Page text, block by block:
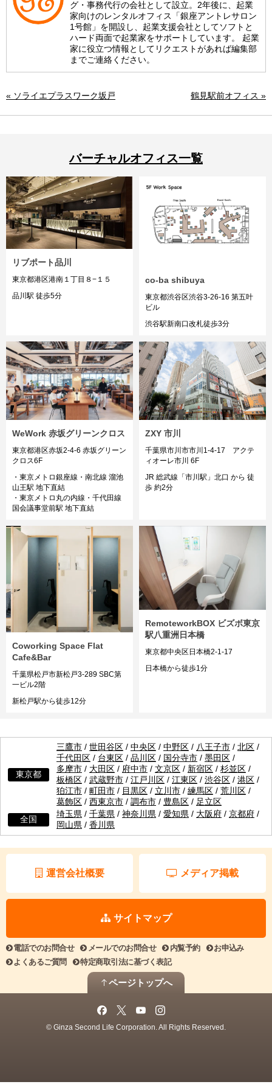
グ・事務代行の会社として設立。2年後に、起業
家向けのレンタルオフィス「銀座アントレサロン
1号館」を開設し、起業支援会社としてソフトと
ハード両面で起業家をサポートしています。 起業
家に役立つ情報としてリクエストがあれば編集部
までご連絡ください。
« ソライエプラスワーク坂戸 鶴見駅前オフィス »
バーチャルオフィス一覧
リブポート品川
東京都港区港南１丁目８−１５
品川駅 徒歩5分
co-ba shibuya
東京都渋谷区渋谷3-26-16 第五叶
ビル
渋谷駅新南口改札徒歩3分
WeWork 赤坂グリーンクロス
東京都港区赤坂2-4-6 赤坂グリーン
クロス6F
・東京メトロ銀座線・南北線 溜池
山王駅 地下直結
・東京メトロ丸の内線・千代田線
国会議事堂前駅 地下直結
ZXY 市川
千葉県市川市市川1-4-17 アクテ
ィオーレ市川 6F
JR 総武線「市川駅」北口 から 徒
歩 約2分
Coworking Space Flat
Cafe&Bar
千葉県松戸市新松戸3-289 SBC第
一ビル2階
新松戸駅から徒歩12分
RemoteworkBOX ビズボ東京
駅八重洲日本橋
東京都中央区日本橋2-1-17
日本橋から徒歩1分
東京都
三鷹市 / 世田谷区 / 中央区 / 中野区 / 八王子市 / 北区 /
千代田区 / 台東区 / 品川区 / 国分寺市 / 墨田区 /
多摩市 / 大田区 / 府中市 / 文京区 / 新宿区 / 杉並区 /
板橋区 / 武蔵野市 / 江戸川区 / 江東区 / 渋谷区 / 港区 /
狛江市 / 町田市 / 目黒区 / 立川市 / 練馬区 / 荒川区 /
葛飾区 / 西東京市 / 調布市 / 豊島区 / 足立区
全国
埼玉県 / 千葉県 / 神奈川県 / 愛知県 / 大阪府 / 京都府 /
岡山県 / 香川県
運営会社概要 メディア掲載
サイトマップ
電話でのお問合せ メールでのお問合せ 内覧予約
お申込み
よくあるご質問
特定商取引法に基づく表記
ページトップへ
© Ginza Second Life Corporation. All Rights Reserved.